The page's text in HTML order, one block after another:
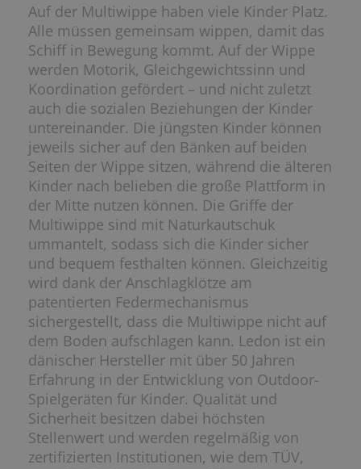
Auf der Multiwippe haben viele Kinder Platz.
Alle müssen gemeinsam wippen, damit das
Schiff in Bewegung kommt. Auf der Wippe
werden Motorik, Gleichgewichtssinn und
Koordination gefördert – und nicht zuletzt
auch die sozialen Beziehungen der Kinder
untereinander. Die jüngsten Kinder können
jeweils sicher auf den Bänken auf beiden
Seiten der Wippe sitzen, während die älteren
Kinder nach belieben die große Plattform in
der Mitte nutzen können. Die Griffe der
Multiwippe sind mit Naturkautschuk
ummantelt, sodass sich die Kinder sicher
und bequem festhalten können. Gleichzeitig
wird dank der Anschlagklötze am
patentierten Federmechanismus
sichergestellt, dass die Multiwippe nicht auf
dem Boden aufschlagen kann. Ledon ist ein
dänischer Hersteller mit über 50 Jahren
Erfahrung in der Entwicklung von Outdoor-
Spielgeräten für Kinder. Qualität und
Sicherheit besitzen dabei höchsten
Stellenwert und werden regelmäßig von
zertifizierten Institutionen, wie dem TÜV,